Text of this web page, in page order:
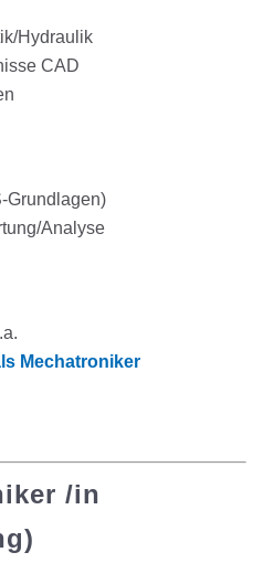
Hydraulik
CAD
Grundlagen)
Analyse
Mechatroniker
/in